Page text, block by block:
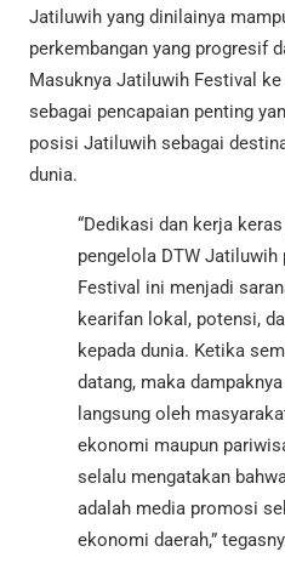
Jatiluwih yang dinilainya
perkembangan yang progresif
Masuknya Jatiluwih Festival
sebagai pencapaian penting
posisi Jatiluwih sebagai
dunia.
“Dedikasi dan kerja
pengelola DTW
Festival ini menjadi
kearifan lokal, potensi,
kepada dunia. Ketika
datang, maka
langsung oleh
ekonomi maupun
selalu mengatakan
adalah media promosi
ekonomi daerah,”